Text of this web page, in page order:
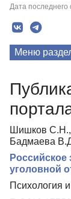
Дата
Меню
Шишков С.Н.,
Бадмаева
Российское
уголовной
Психология